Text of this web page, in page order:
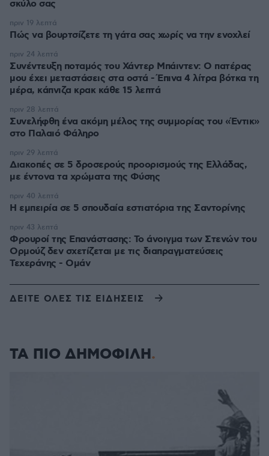
σκύλο σας
Πώς να βουρτσίζετε τη γάτα σας χωρίς να την ενοχλεί
πριν 19 λεπτά
Συνέντευξη ποταμός του Χάντερ Μπάιντεν: Ο πατέρας
μου έχει μεταστάσεις στα οστά - Έπινα 4 λίτρα βότκα τη
μέρα, κάπνιζα κρακ κάθε 15 λεπτά
πριν 24 λεπτά
Συνελήφθη ένα ακόμη μέλος της συμμορίας του «Έντικ»
στο Παλαιό Φάληρο
πριν 28 λεπτά
Διακοπές σε 5 δροσερούς προορισμούς της Ελλάδας,
με έντονα τα χρώματα της Φύσης
πριν 29 λεπτά
Η εμπειρία σε 5 σπουδαία εστιατόρια της Σαντορίνης
πριν 40 λεπτά
Φρουροί της Επανάστασης: Το άνοιγμα των Στενών του
Ορμούζ δεν σχετίζεται με τις διαπραγματεύσεις
Τεχεράνης - Ομάν
πριν 43 λεπτά
ΔΕΙΤΕ ΟΛΕΣ ΤΙΣ ΕΙΔΗΣΕΙΣ
ΤΑ ΠΙΟ ΔΗΜΟΦΙΛΗ